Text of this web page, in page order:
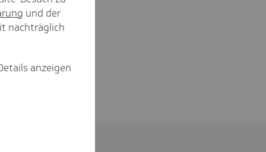
und der
nachträglich
anzeigen